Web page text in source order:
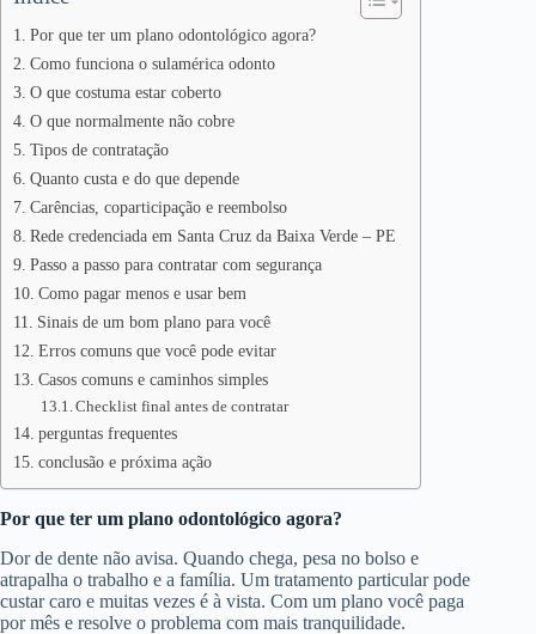
Por que ter um plano odontológico agora?
Como funciona o sulamérica odonto
O que costuma estar coberto
O que normalmente não cobre
Tipos de contratação
Quanto custa e do que depende
Carências, coparticipação e reembolso
Rede credenciada em Santa Cruz da Baixa Verde – PE
Passo a passo para contratar com segurança
Como pagar menos e usar bem
Sinais de um bom plano para você
Erros comuns que você pode evitar
Casos comuns e caminhos simples
Checklist final antes de contratar
perguntas frequentes
conclusão e próxima ação
Por que ter um plano odontológico agora?
Dor de dente não avisa. Quando chega, pesa no bolso e
atrapalha o trabalho e a família. Um tratamento particular pode
custar caro e muitas vezes é à vista. Com um plano você paga
por mês e resolve o problema com mais tranquilidade.